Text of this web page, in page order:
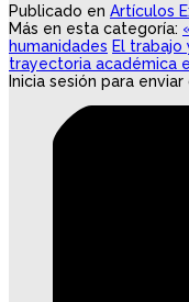
Publicado en Artículos
Más en esta categoría:
humanidades El trabajo
trayectoria académica
Inicia sesión para